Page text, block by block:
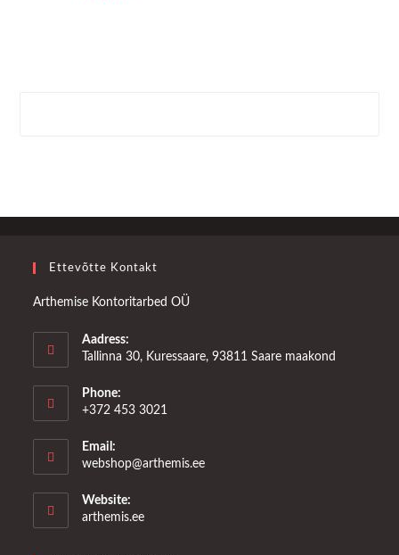
Ettevõtte Kontakt
Arthemise Kontoritarbed OÜ
Aadress:
Tallinna 30, Kuressaare, 93811 Saare maakond
Phone:
+372 453 3021
Email:
webshop@arthemis.eeOpens
Website:
arthemis.ee